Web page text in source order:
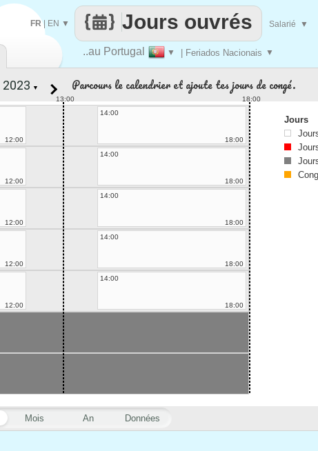
..au Portugal ▼ | Feriados Nacionais ▼
Jours ouvrés
FR| EN ▼ Salarié ▼
Mois An Données
▼ Parcours le calendrier et ajoute tes jours de congé.
13:00 18:00
12:00
14:00
18:00
12:00
14:00
18:00
12:00
14:00
18:00
12:00
14:00
18:00
12:00
14:00
18:00
Jours